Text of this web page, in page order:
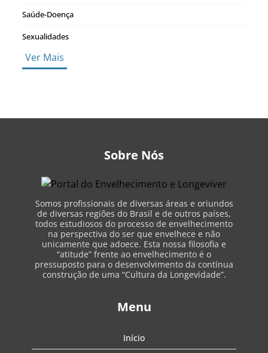
Saúde-Doença
Sexualidades
Ver Mais
Sobre Nós
Somos profissionais de diversas áreas e oriundos
de diversas regiões do Brasil e de outros países,
todos estudiosos do processo de envelhecimento
na perspectiva do ser que envelhece e não
unicamente que adoece. Esta nossa filosofia e
“atitude” frente ao envelhecimento é o
pressuposto para o desenvolvimento da contínua
construção de uma “Cultura da Longevidade”.
Menu
Início